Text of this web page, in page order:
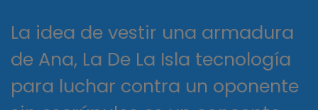
La idea de vestir una armadura
de Ana, La De La Isla tecnología
para luchar contra un oponente